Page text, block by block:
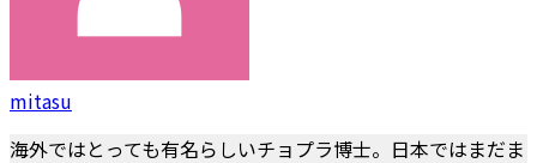
mitasu
海外ではとっても有名らしいチョプラ博士。日本ではまだま